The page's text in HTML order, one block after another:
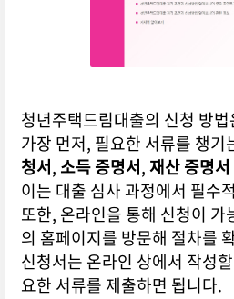
청년주택드림대출의 신청 방
가장 먼저, 필요한 서류를 챙기
청서, 소득 증명서,재산 증명서
이는 대출 심사 과정에서 필수
또한, 온라인을 통해 신청이 가
의 홈페이지를 방문해 절차를
신청서는 온라인 상에서 작성
요한 서류를 제출하면 됩니다.